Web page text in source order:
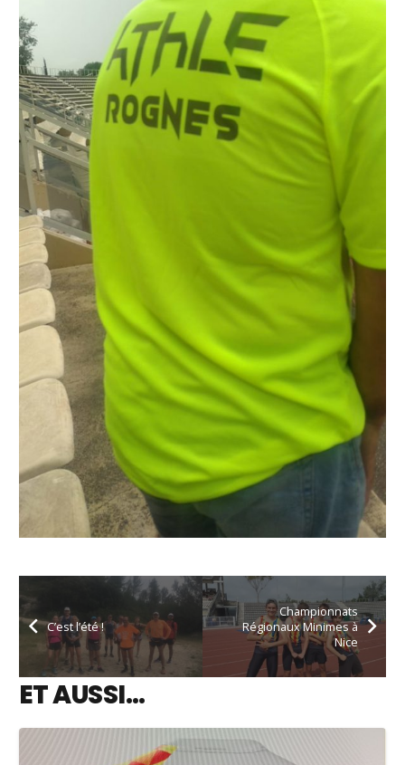
C’est l’été !
Championnats
Régionaux Minimes à
Nice
ET AUSSI…